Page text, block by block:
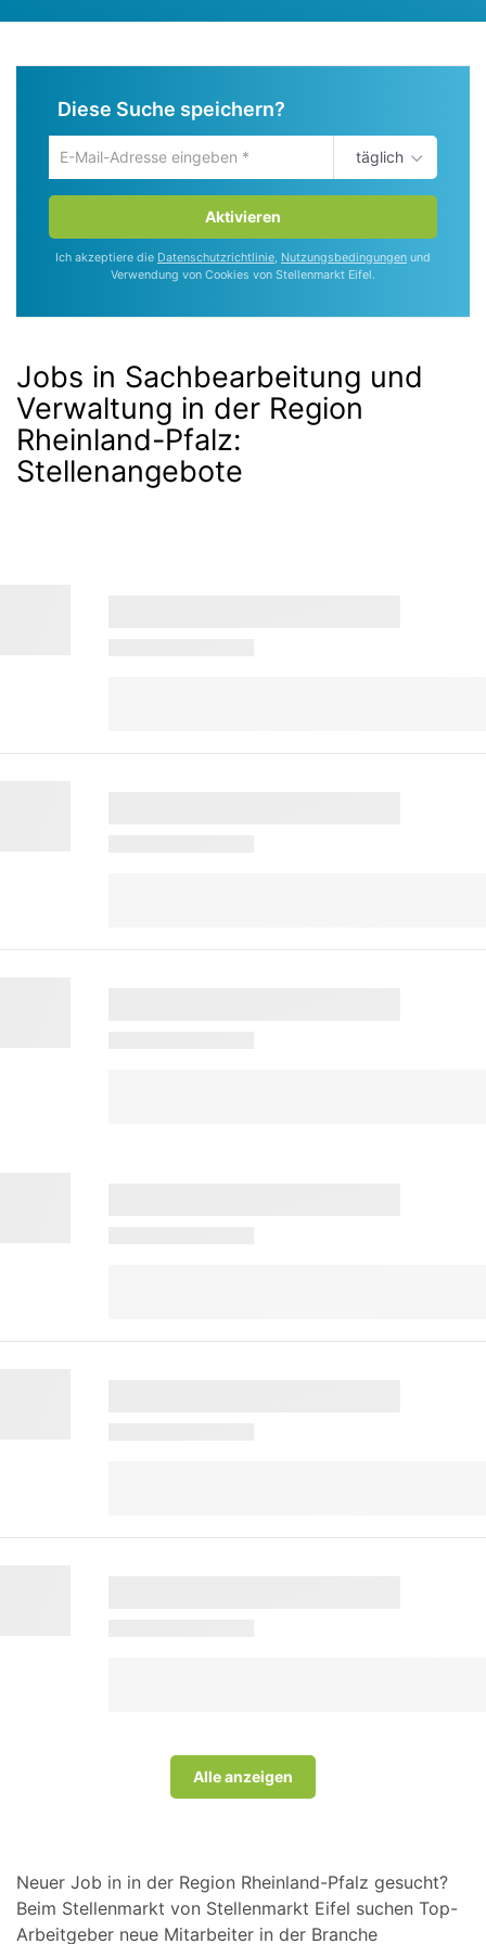
Diese Suche speichern?
Um
die
aktuelle
zu
speichern
deine
ein
täglich
Aktivieren
Ich akzeptiere die Datenschutzrichtlinie, Nutzungsbedingungen und
Verwendung von Cookies von Stellenmarkt Eifel.
Jobs in Sachbearbeitung und
Verwaltung in der Region
Rheinland-Pfalz:
Stellenangebote
Alle anzeigen
Neuer Job in in der Region Rheinland-Pfalz gesucht?
Beim Stellenmarkt von Stellenmarkt Eifel suchen Top-
Arbeitgeber neue Mitarbeiter in der Branche